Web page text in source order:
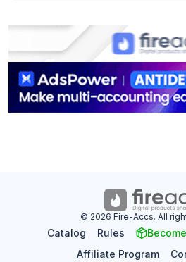
© 2026 Fire-Accs. All
Catalog Rules
Affiliate Program